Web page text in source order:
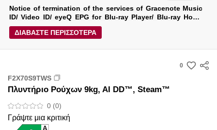
Ενημερώσεις για τους Όρους Χρήσης και την Πολιτική
Απορρήτου της LG Electronics Service (29/04/2026)
Notice of termination of the services of Gracenote Music
ID/ Video ID/ eyeQ EPG for Blu-ray Player/ Blu-ray Home
Theater System.
ΔΙΑΒΑΣΤΕ ΠΕΡΙΣΣΟΤΕΡΑ
0
s
F2X70S9TWS
Πλυντήριο Ρούχων 9kg, AI DD™, Steam™
0 (0)
Γράψτε μια κριτική